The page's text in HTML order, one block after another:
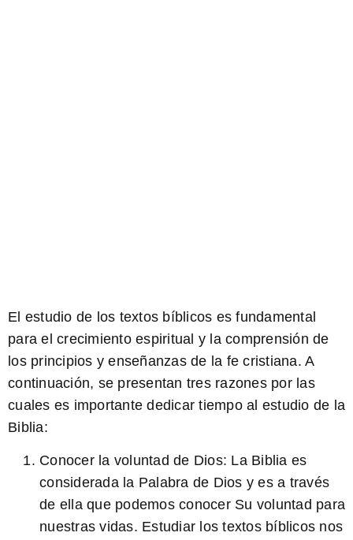
El estudio de los textos bíblicos es fundamental
para el crecimiento espiritual y la comprensión de
los principios y enseñanzas de la fe cristiana. A
continuación, se presentan tres razones por las
cuales es importante dedicar tiempo al estudio de la
Biblia:
Conocer la voluntad de Dios: La Biblia es
considerada la Palabra de Dios y es a través
de ella que podemos conocer Su voluntad para
nuestras vidas. Estudiar los textos bíblicos nos